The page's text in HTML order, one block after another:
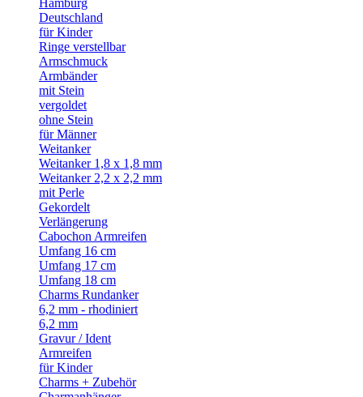
Deutschland
für Kinder
Ringe verstellbar
Armschmuck
Armbänder
mit Stein
vergoldet
ohne Stein
für Männer
Weitanker
Weitanker 1,8 x 1,8 mm
Weitanker 2,2 x 2,2 mm
mit Perle
Gekordelt
Verlängerung
Cabochon Armreifen
Umfang 16 cm
Umfang 17 cm
Umfang 18 cm
Charms Rundanker
6,2 mm - rhodiniert
6,2 mm
Gravur / Ident
Armreifen
für Kinder
Charms + Zubehör